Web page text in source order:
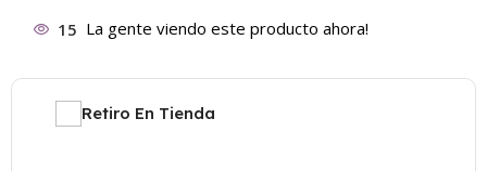
15 La gente viendo este producto ahora!
Retiro En Tienda